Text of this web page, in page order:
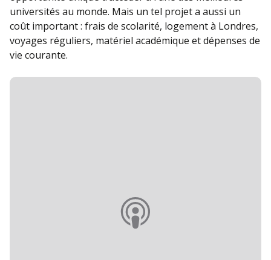
universités au monde. Mais un tel projet a aussi un
coût important : frais de scolarité, logement à Londres,
voyages réguliers, matériel académique et dépenses de
vie courante.